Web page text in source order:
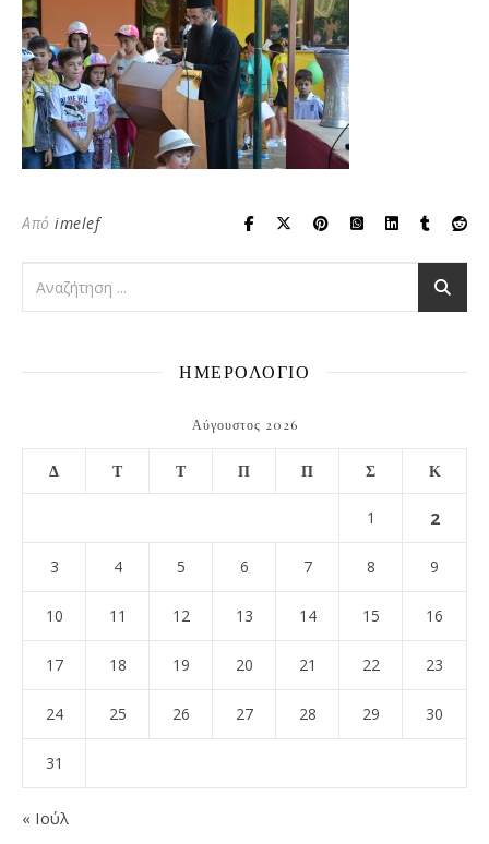
Από imelef
ΗΜΕΡΟΛΟΓΙΟ
Αύγουστος 2026
Δ Τ Τ Π Π Σ Κ
1 2
3 4 5 6 7 8 9
10 11 12 13 14 15 16
17 18 19 20 21 22 23
24 25 26 27 28 29 30
31
« Ιούλ